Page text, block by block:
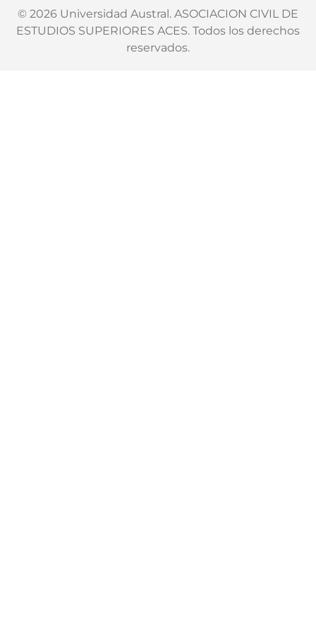
© 2026 Universidad Austral. ASOCIACION CIVIL DE
ESTUDIOS SUPERIORES ACES. Todos los derechos
reservados.